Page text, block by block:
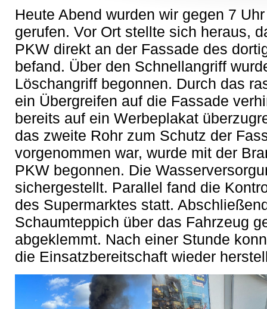
Heute Abend wurden wir gegen 7
gerufen. Vor Ort stellte sich heraus,
PKW direkt an der Fassade des
befand. Über den Schnellangriff
Löschangriff begonnen. Durch das
ein Übergreifen auf die Fassade
bereits auf ein Werbeplakat
das zweite Rohr zum Schutz der
vorgenommen war, wurde mit der
PKW begonnen. Die
sichergestellt. Parallel fand die
des Supermarktes statt.
Schaumteppich über das Fahrzeug
abgeklemmt. Nach einer Stunde
die Einsatzbereitschaft wieder